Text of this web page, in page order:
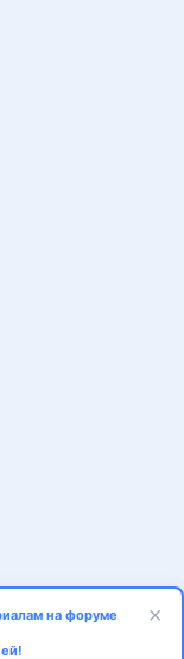
конфиденциальности
на форуме